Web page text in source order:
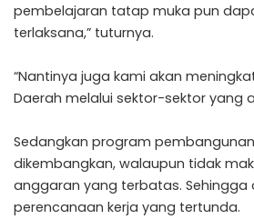
pembelajaran tatap muka pun
terlaksana,” tuturnya.
“Nantinya juga kami akan
Daerah melalui sektor-sektor yang
Sedangkan program
dikembangkan, walaupun tidak
anggaran yang terbatas. Sehingga
perencanaan kerja yang tertunda.